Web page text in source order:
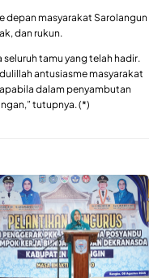
depan masyarakat Sarolangun
dan rukun.
tamu yang telah hadir.
antusiasme masyarakat
dalam penyambutan
tutupnya. (*)